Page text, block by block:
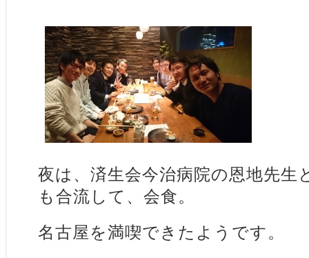
夜は、済生会今治病院の恩地先生
も合流して、会食。
名古屋を満喫できたようです。